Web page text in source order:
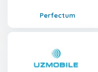
Perfectum